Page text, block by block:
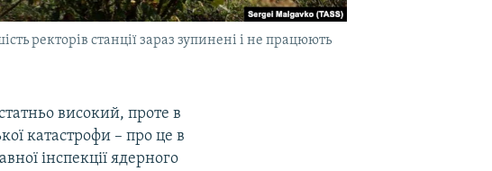
ректорів станції зараз зупинені і не працюють
високий, проте в
катастрофи – про це в
інспекції ядерного